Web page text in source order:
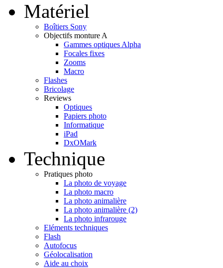
Matériel
Boîtiers Sony
Objectifs monture A
Gammes optiques Alpha
Focales fixes
Zooms
Macro
Flashes
Bricolage
Reviews
Optiques
Papiers photo
Informatique
iPad
DxOMark
Technique
Pratiques photo
La photo de voyage
La photo macro
La photo animalière
La photo animalière (2)
La photo infrarouge
Eléments techniques
Flash
Autofocus
Géolocalisation
Aide au choix